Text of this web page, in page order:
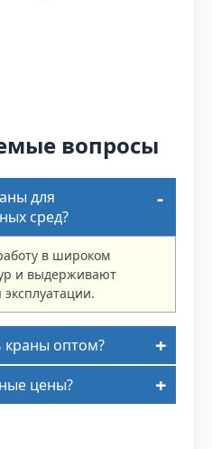
вопросы
для
сред?
в широком
и выдерживают
краны оптом?
цены?